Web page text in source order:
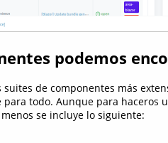
podemos
suites de componentes más
todo. Aunque para haceros
se incluye lo siguiente: